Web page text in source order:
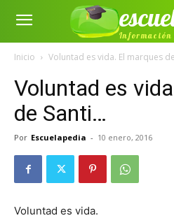
Inicio Voluntad es vida. El marques
Voluntad es
de Santi…
Por Escuelapedia - 10 enero, 2016
Voluntad es vida.